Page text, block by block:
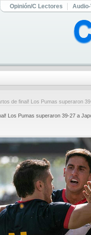
Opinión/C Lectores
de final! Los Pumas superaron
Los Pumas superaron 39-27 a